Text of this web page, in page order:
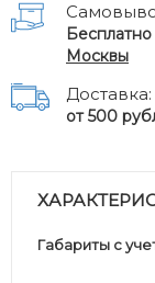
Бесплатно
Москвы
Доставка:
от 500
Габариты с